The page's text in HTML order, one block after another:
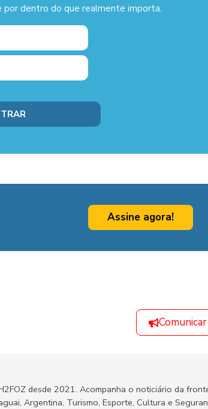
dentro do que realmente importa.
Assine agora!
desde 2021. Acompanha o noticiário da
Argentina, Turismo, Esporte, Cultura e